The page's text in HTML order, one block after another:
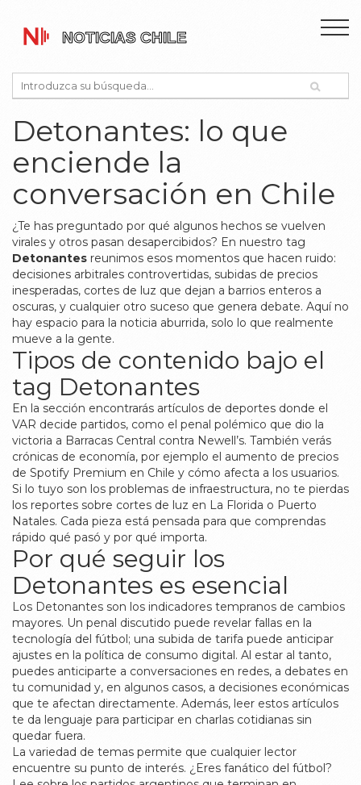
Detonantes: lo que
enciende la
conversación en Chile
¿Te has preguntado por qué algunos hechos se vuelven
virales y otros pasan desapercibidos? En nuestro tag
Detonantes reunimos esos momentos que hacen ruido:
decisiones arbitrales controvertidas, subidas de precios
inesperadas, cortes de luz que dejan a barrios enteros a
oscuras, y cualquier otro suceso que genera debate. Aquí no
hay espacio para la noticia aburrida, solo lo que realmente
mueve a la gente.
Tipos de contenido bajo el
tag Detonantes
En la sección encontrarás artículos de deportes donde el
VAR decide partidos, como el penal polémico que dio la
victoria a Barracas Central contra Newell’s. También verás
crónicas de economía, por ejemplo el aumento de precios
de Spotify Premium en Chile y cómo afecta a los usuarios.
Si lo tuyo son los problemas de infraestructura, no te pierdas
los reportes sobre cortes de luz en La Florida o Puerto
Natales. Cada pieza está pensada para que comprendas
rápido qué pasó y por qué importa.
Por qué seguir los
Detonantes es esencial
Los Detonantes son los indicadores tempranos de cambios
mayores. Un penal discutido puede revelar fallas en la
tecnología del fútbol; una subida de tarifa puede anticipar
ajustes en la política de consumo digital. Al estar al tanto,
puedes anticiparte a conversaciones en redes, a debates en
tu comunidad y, en algunos casos, a decisiones económicas
que te afectan directamente. Además, leer estos artículos
te da lenguaje para participar en charlas cotidianas sin
quedar fuera.
La variedad de temas permite que cualquier lector
encuentre su punto de interés. ¿Eres fanático del fútbol?